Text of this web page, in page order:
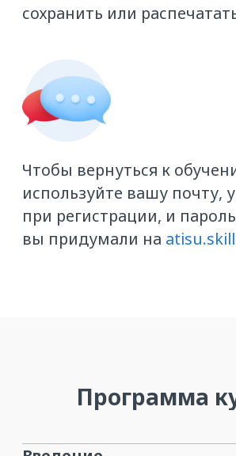
обработку моихперсональных данных
Направьте их наacademy@ati.su
Остались вопросы?